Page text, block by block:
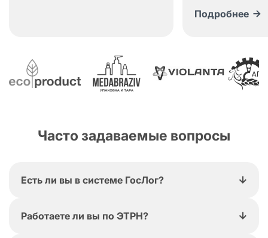
с ситуацией.
сотрудничать
Подробнее
Часто задаваемые вопросы
Есть ли вы в системе ГосЛог?
Да, мы зарегистрированы в реестре
экспедиторов, наш номер GL-B044-00112-
Работаете ли вы по ЭТРН?